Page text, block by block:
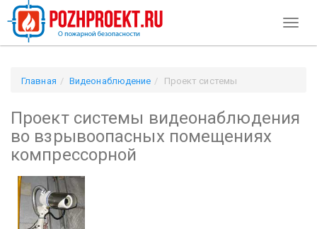
Главная Видеонаблюдение
Проект системы
компрессорной
Проект системы видеонаблюдения
во взрывоопасных помещениях
компрессорной